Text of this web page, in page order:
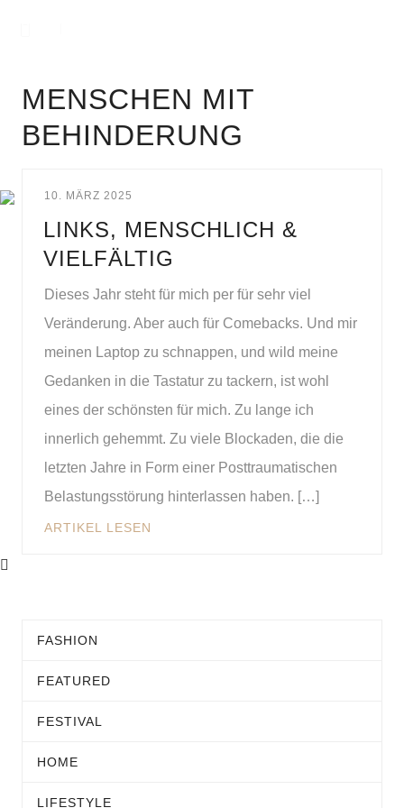
MENSCHEN MIT
BEHINDERUNG
10. MÄRZ 2025
LINKS, MENSCHLICH &
VIELFÄLTIG
Dieses Jahr steht für mich per für sehr viel
Veränderung. Aber auch für Comebacks. Und mir
meinen Laptop zu schnappen, und wild meine
Gedanken in die Tastatur zu tackern, ist wohl
eines der schönsten für mich. Zu lange ich
innerlich gehemmt. Zu viele Blockaden, die die
letzten Jahre in Form einer Posttraumatischen
Belastungsstörung hinterlassen haben. […]
ARTIKEL LESEN
FASHION
FEATURED
FESTIVAL
HOME
LIFESTYLE